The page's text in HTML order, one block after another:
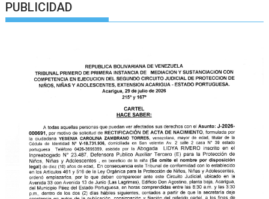
PUBLICIDAD